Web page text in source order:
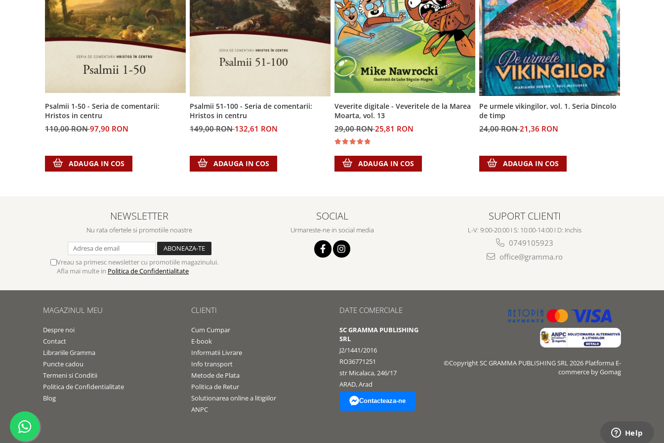
Psalmii 1-50 - Seria de comentarii:
Hristos in centru
110,00 RON97,90 RON
ADAUGA IN COS
Psalmii 51-100 - Seria de comentarii:
Hristos in centru
149,00 RON132,61 RON
ADAUGA IN COS
Veverite digitale - Veveritele de la Marea
Moarta, vol. 13
29,00 RON25,81 RON
ADAUGA IN COS
Pe urmele vikingilor, vol. 1. Seria Dincolo
de timp
24,00 RON21,36 RON
ADAUGA IN COS
NEWSLETTER
Nu rata ofertele si promotiile noastre
Vreau sa primesc newsletter cu promotiile magazinului.
Afla mai multe in Politica de Confidentialitate
SOCIAL
Urmareste-ne in social media
SUPORT CLIENTI
L-V: 9:00-20:00 I S: 10:00-14:00 I D: Inchis
0749105923
office@gramma.ro
MAGAZINUL MEU
Despre noi
Contact
Librariile Gramma
Puncte cadou
Termeni si Conditii
Politica de Confidentialitate
Blog
CLIENTI
Cum Cumpar
E-book
Informatii Livrare
Info transport
Metode de Plata
Politica de Retur
Solutionarea online a litigiilor
ANPC
DATE COMERCIALE
SC GRAMMA PUBLISHING
SRL
J2/1441/2016
RO36771251
str Micalaca, 246/17
ARAD, Arad
Contacteaza-ne
©Copyright SC GRAMMA PUBLISHING SRL 2026 Platforma E-
commerce by Gomag